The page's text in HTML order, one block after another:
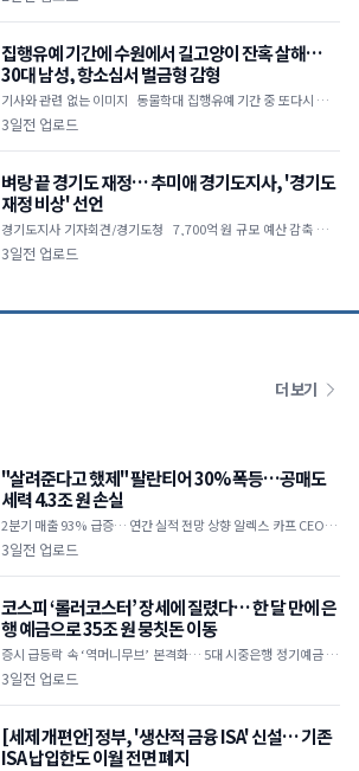
집행유예 기간에 수원에서 길고양이 잔혹 살해…
30대 남성, 항소심서 벌금형 감형
기사와 관련 없는 이미지 동물학대 집행유예 기간 중 또다시 고양
이 살해 범행 저질러 1심에서 징역 4개월 실형 선고받았으나 2심서
3일전 업로드
벼랑 끝 경기도 재정… 추미애 경기도지사, '경기도
재정 비상' 선언
경기도지사 기자회견/경기도청 7,700억 원 규모 예산 감축 불가
피 지방채 발행 한도 턱밑… 기금 바닥나 업무 경비 축소 및 불요불
3일전 업로드
더 보기
"살려준다고 했제" 팔란티어 30% 폭등…공매도
세력 4.3조 원 손실
2분기 매출 93% 급증… 연간 실적 전망 상향 알렉스 카프 CEO "A
I 수요 상상을 초월하는 수준" 하루 만에 30억 달러 손실… 공매도
3일전 업로드
코스피 ‘롤러코스터’ 장세에 질렸다… 한 달 만에 은
행 예금으로 35조 원 뭉칫돈 이동
증시 급등락 속 ‘역머니무브’ 본격화… 5대 시중은행 정기예금 35
조 원 급증 한국은행 기준금리 인상 여파, 연 3%대 예금 금리 매력
3일전 업로드
[세제 개편안] 정부, '생산적 금융 ISA' 신설… 기존
ISA 납입한도 이월 전면 폐지